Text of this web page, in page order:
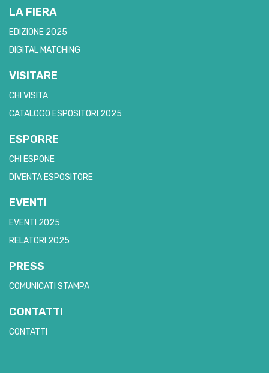
LA FIERA
EDIZIONE 2025
DIGITAL MATCHING
VISITARE
CHI VISITA
CATALOGO ESPOSITORI 2025
ESPORRE
CHI ESPONE
DIVENTA ESPOSITORE
EVENTI
EVENTI 2025
RELATORI 2025
PRESS
COMUNICATI STAMPA
CONTATTI
CONTATTI